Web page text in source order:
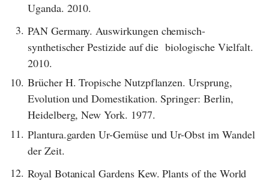
Uganda. 2010.
3. PAN Germany. Auswirkungen chemisch-
synthetischer Pestizide auf die biologische Vielfalt.
2010.
10. Brücher H. Tropische Nutzpflanzen. Ursprung,
Evolution und Domestikation. Springer: Berlin,
Heidelberg, New York. 1977.
11. Plantura.garden Ur-Gemüse und Ur-Obst im Wandel
der Zeit.
12. Royal Botanical Gardens Kew. Plants of the World